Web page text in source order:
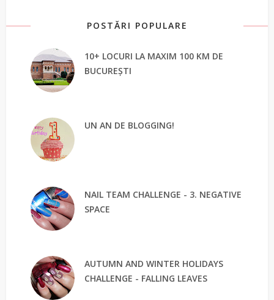
POSTĂRI POPULARE
10+ LOCURI LA MAXIM 100 KM DE
BUCUREȘTI
UN AN DE BLOGGING!
NAIL TEAM CHALLENGE - 3. NEGATIVE
SPACE
AUTUMN AND WINTER HOLIDAYS
CHALLENGE - FALLING LEAVES